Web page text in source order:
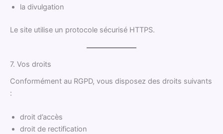
la divulgation
Le site utilise un protocole sécurisé HTTPS.
7. Vos droits
Conformément au RGPD, vous disposez des droits suivants
:
droit d’accès
droit de rectification